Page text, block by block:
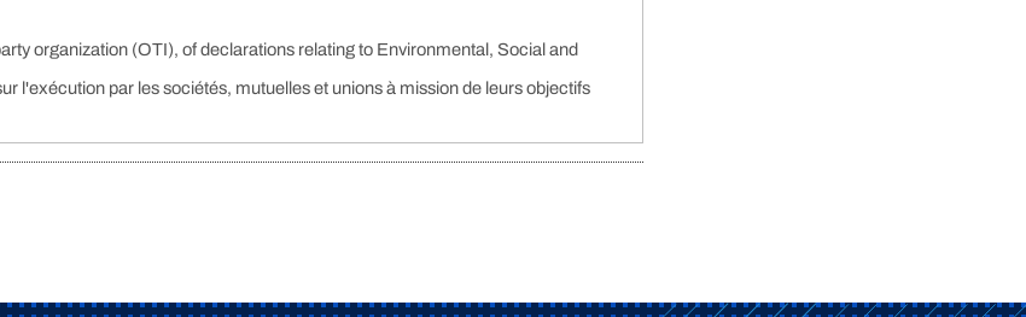
organization (OTI), of declarations relating to Environmental, Social and
l'exécution par les sociétés, mutuelles et unions à mission de leurs objectifs